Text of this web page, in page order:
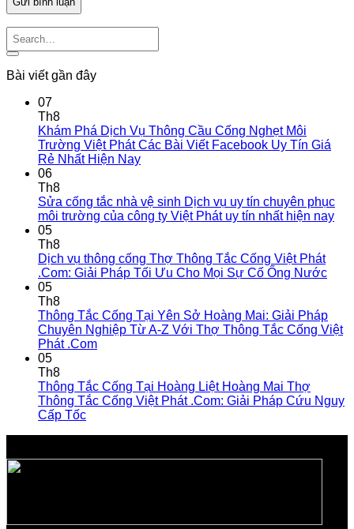
Bài viết gần đây
07
Th8
Khám Phá Dịch Vụ Thông Cầu Cống Nghẹt Môi
Trường Việt Phát Các Bài Viết Facebook Uy Tín Giá
Rẻ Nhất Hiện Nay
06
Th8
Sửa cống tắc nhà vệ sinh Dịch vụ uy tín chuyên phục
môi trường của công ty Việt Phát uy tín nhất hiện nay
05
Th8
Dịch vụ thông cống Thợ Thông Tắc Cống Việt Phát
.Com: Giải Pháp Tối Ưu Cho Mọi Sự Cố Ống Nước
05
Th8
Thông Tắc Cống Tại Yên Sở Hoàng Mai: Giải Pháp
Chuyên Nghiệp Từ A-Z Với Thợ Thông Tắc Cống Việt
Phát .Com
05
Th8
Thông Tắc Cống Tại Hoàng Liệt Hoàng Mai Thợ
Thông Tắc Cống Việt Phát .Com: Giải Pháp Cứu Nguy
Cấp Tốc